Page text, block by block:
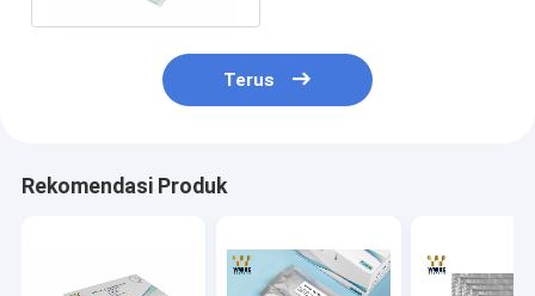
Terus
Rekomendasi Produk